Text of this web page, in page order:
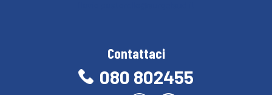
Contattaci
080 802455